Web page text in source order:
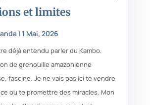
et limites
| 1 Mai, 2026
déjà entendu parler du Kambo.
de grenouille amazonienne
fascine. Je ne vais pas ici te vendre
ou te promettre des miracles. Mon